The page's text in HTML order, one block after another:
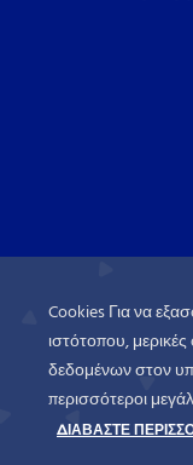
Cookies Για να
ιστότοπου,
δεδομένων στον
περισσότεροι
ΔΙΑΒΑΣΤΕ